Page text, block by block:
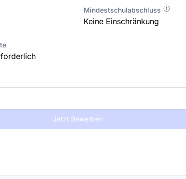
Mindestschulabschluss
Keine Einschränkung
Jetzt Bewerben